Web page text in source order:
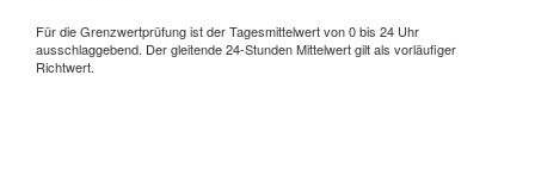
Für die Grenzwertprüfung ist der Tagesmittelwert von 0 bis 24 Uhr
ausschlaggebend. Der gleitende 24-Stunden Mittelwert gilt als vorläufiger
Richtwert.